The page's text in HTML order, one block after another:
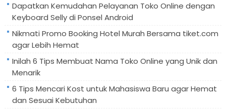
Dapatkan Kemudahan Pelayanan Toko Online dengan
Keyboard Selly di Ponsel Android
Nikmati Promo Booking Hotel Murah Bersama tiket.com
agar Lebih Hemat
Inilah 6 Tips Membuat Nama Toko Online yang Unik dan
Menarik
6 Tips Mencari Kost untuk Mahasiswa Baru agar Hemat
dan Sesuai Kebutuhan